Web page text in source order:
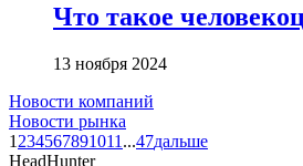
Что такое
13 ноября 2024
Новости компаний
Новости рынка
1 234567891011 ...47дальше
HeadHunter